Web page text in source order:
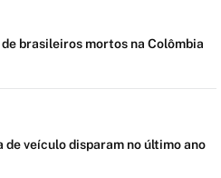
brasileiros mortos na Colômbia
veículo disparam no último ano